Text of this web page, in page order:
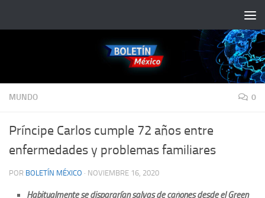
MUNDO 0
Príncipe Carlos cumple 72 años entre
enfermedades y problemas familiares
POR BOLETÍN MÉXICO · NOVIEMBRE 16, 2020
Habitualmente se dispararían salvas de cañones desde el Green